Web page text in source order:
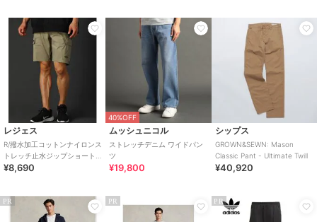
レジェス
R/撥水加工コットンナイロンス
トレッチ止水ジップショート
パンツ
¥8,690
40%OFF
ムッシュニコル
ストレッチデニム ワイドパン
ツ
¥19,800
シップス
GROWN&SEWN: Mason
Classic Pant - Ultimate Twill
¥40,920
PR PR PR